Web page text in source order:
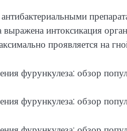
выражена интоксикация
проявляется на